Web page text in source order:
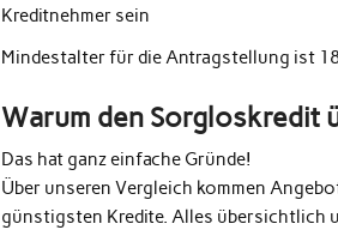
Kreditnehmer sein
Mindestalter für die Antragstellung ist
Warum den Sorgloskredit
Das hat ganz einfache Gründe!
Über unseren Vergleich kommen
günstigsten Kredite. Alles übersichtlich